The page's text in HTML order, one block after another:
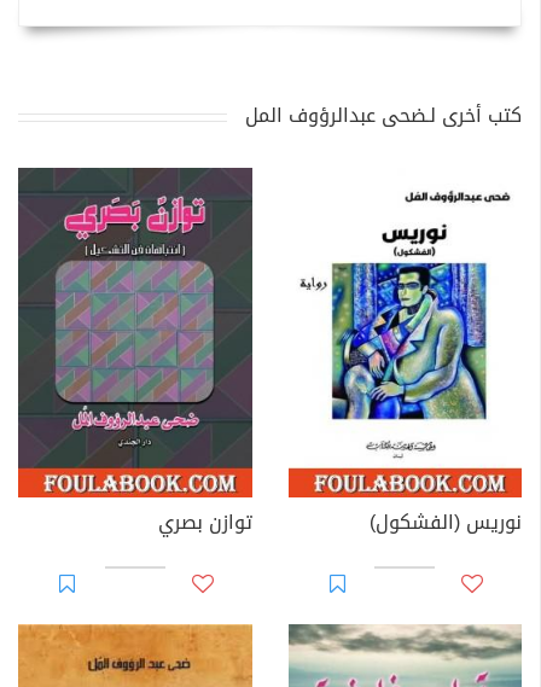
كتب أخرى لـضحى عبدالرؤوف المل
نوريس (الفشكول) توازن بصري